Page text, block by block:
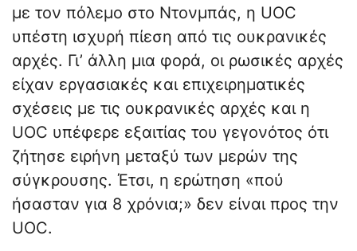
με τον πόλεμο στο Ντονμπάς, η UOC
υπέστη ισχυρή πίεση από τις ουκρανικές
αρχές. Γι’ άλλη μια φορά, οι ρωσικές αρχές
είχαν εργασιακές και επιχειρηματικές
σχέσεις με τις ουκρανικές αρχές και η
UOC υπέφερε εξαιτίας του γεγονότος ότι
ζήτησε ειρήνη μεταξύ των μερών της
σύγκρουσης. Έτσι, η ερώτηση «πού
ήσασταν για 8 χρόνια;» δεν είναι προς την
UOC.